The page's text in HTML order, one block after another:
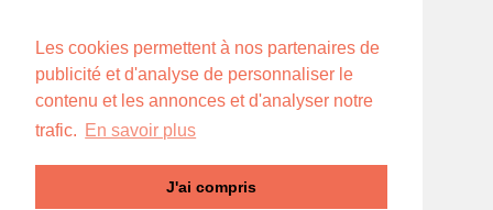
Les cookies permettent à nos partenaires de
publicité et d'analyse de personnaliser le
contenu et les annonces et d'analyser notre
trafic. En savoir plus
J'ai compris